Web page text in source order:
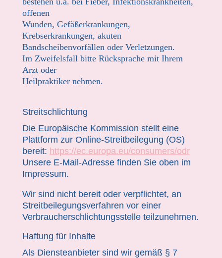
offenen
Wunden, Gefäßerkrankungen,
Krebserkrankungen, akuten
Bandscheibenvorfällen oder Verletzungen.
Im Zweifelsfall bitte Rücksprache mit Ihrem
Arzt oder
Heilpraktiker nehmen.
Streitschlichtung
Die Europäische Kommission stellt eine
Plattform zur Online-Streitbeilegung (OS)
bereit: https://ec.europa.eu/consumers/odr
Unsere E-Mail-Adresse finden Sie oben im
Impressum.
Wir sind nicht bereit oder verpflichtet, an
Streitbeilegungsverfahren vor einer
Verbraucherschlichtungsstelle teilzunehmen.
Haftung für Inhalte
Als Diensteanbieter sind wir gemäß § 7